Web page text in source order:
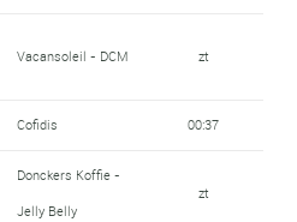
Vacansoleil - DCM zt
Cofidis 00:37
Donckers Koffie -
Jelly Belly
zt